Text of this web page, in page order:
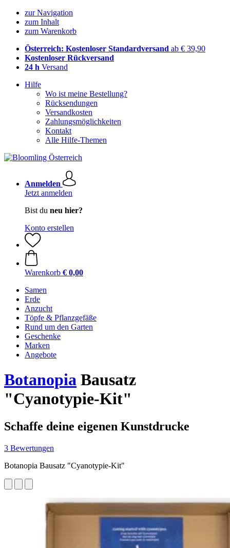
zur Navigation
zum Inhalt
zum Warenkorb
Österreich: Kostenloser Standardversand ab € 39,90
Kostenloser Rückversand
24 h Versand
Hilfe
Wo ist meine Bestellung?
Rücksendungen
Versandkosten
Zahlungsmöglichkeiten
Kontakt
Alle Hilfe-Themen
Anmelden
Jetzt anmelden
Bist du neu hier?
Konto erstellen
Warenkorb € 0,00
Samen
Erde
Anzucht
Töpfe & Pflanzgefäße
Rund um den Garten
Geschenke
Marken
Angebote
Botanopia Bausatz
"Cyanotypie-Kit"
Schaffe deine eigenen Kunstdrucke
3 Bewertungen
Botanopia Bausatz "Cyanotypie-Kit"